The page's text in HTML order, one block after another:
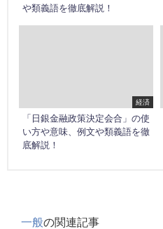
や類義語を徹底解説！
経済
「日銀金融政策決定会合」の使
い方や意味、例文や類義語を徹
底解説！
一般の関連記事